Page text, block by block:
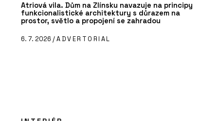
Atriová vila. Dům na Zlínsku navazuje na principy
funkcionalistické architektury s důrazem na
prostor, světlo a propojení se zahradou
6. 7. 2026 /ADVERTORIAL